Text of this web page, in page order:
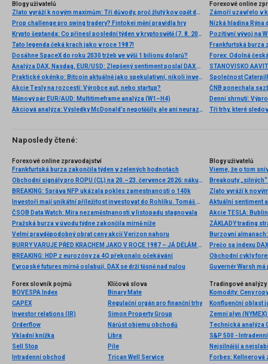
Blogy uživatelů
Zlato vyráží k novým maximům: Tři důvody, proč žlutý kov opět dominuje
Prop challenge pro swing tradery? Fintokei mění pravidla hry
Krypto šeptanda: Co přinesl poslední týden v kryptosvětě (7. 8. 2026)
Tato legenda čeká krach jako v roce 1987!
Dosáhne SpaceX do roku 2030 tržeb ve výši 1 bilionu dolarů?
Analýza DAX, Nasdaq, EUR/USD: Zlepšený sentiment poslal DAX na nová maxima
Praktické okénko: Bitcoin aktuálně jako spekulativní, nikoli investiční aktivum
Akcie Tesly na rozcestí: Výrobce aut, nebo startup?
Měnový pár EUR/AUD: Multitimeframe analýza (W1–H4)
Akciová analýza: Výsledky McDonald’s nepotěšily, ale ani neurazily. Jakou vizi společnost prezentovala?
Forexové online
Nízká hladina
Pozitivní vývoj na
Frankfurtská burza
Denní shrnutí:
Tři trhy, které
Naposledy čtené:
Forexové online zpravodajství
Frankfurtská burza zakončila týden v zelených hodnotách
Obchodní signály pro ROPU (CL) na 20.–23. července 2026: nákup nad 81,25 USD (21 SMA – 5/8 Murray)
BREAKING: Správa NFP ukázala pokles zamestnanosti o 140k
Investoři mají unikátní příležitost investovat do Rohlíku. Tomáš Čupr nabízí nové bondy i akcie
ČSOB Data Watch: Míra nezaměstnanosti v listopadu stagnovala
Pražská burza v úvodu týdne zakončila mírně níže
Velmi pravděpodobný obrat ceny akcií Verizon nahoru
BURRY VARUJE PŘED KRACHEM JAKO V ROCE 1987 – JÁ DĚLÁM TOHLE
BREAKING: HDP z eurozóny za 4Q překonalo očekávání
Evropské futures mírně oslabují, DAX se drží těsně nad nulou
Blogy uživatelů
Vieme, že o tom
Breakouty
Akcie TESLA:
ZÁKLADY trading
Burzovní
Prečo sa indexu
Obchodní cykly
Guvernér Warsh
Forex slovník pojmů
BOVESPA Index
CAPEX
Investor relations (IR)
Orderflow
Vkladní knížka
Sell Stop
Intradenní obchod
Klíčová slova
Binary Mate
Regulační orgán pro finanční trhy
Simon Property Group
Nárůst objemu obchodů
Libra
Píle
Trican Well Service
Tradingové analýzy
Konfluenční oblast
Zemní plyn
Technická analýza
S&P 500 -
Nejsilnější a